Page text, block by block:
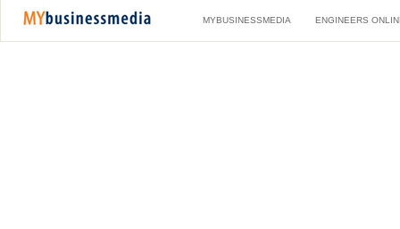
MYBUSINESSMEDIA ENGINEERS